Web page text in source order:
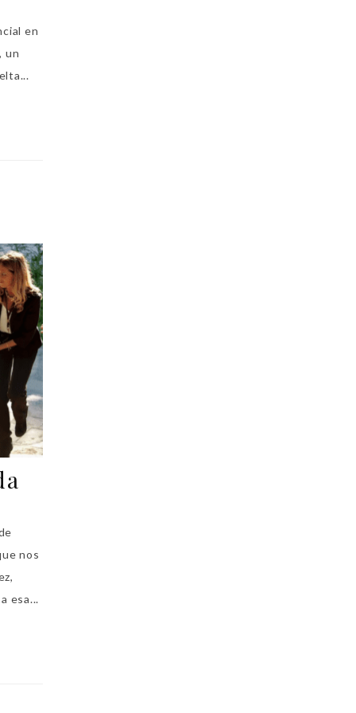
en
un
nos
esa...